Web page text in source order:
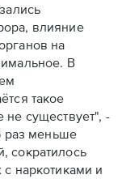
влияние
на
В
такое
существует", -
раз меньше
сократилось
наркотиками и